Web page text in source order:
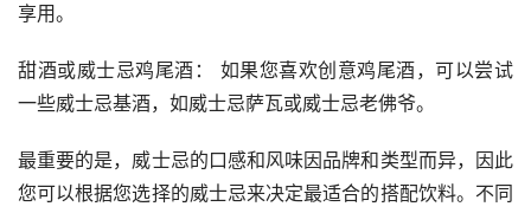
享用。
甜酒或威士忌鸡尾酒： 如果您喜欢创意鸡尾酒，可以尝试
一些威士忌基酒，如威士忌萨瓦或威士忌老佛爷。
最重要的是，威士忌的口感和风味因品牌和类型而异，因此
您可以根据您选择的威士忌来决定最适合的搭配饮料。不同